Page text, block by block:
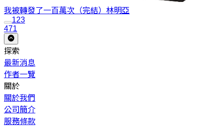
我被轉發了一百萬次（完結） 林明亞
123
471
探索
最新消息
作者一覽
關於
關於我們
公司簡介
服務條款